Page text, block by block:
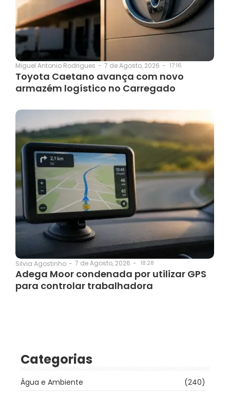
Miguel Antonio Rodrigues - 7 de Agosto, 2026 - 17:16
Toyota Caetano avança com novo
armazém logístico no Carregado
Silvia Agostinho - 7 de Agosto, 2026 - 18:28
Adega Moor condenada por utilizar GPS
para controlar trabalhadora
Categorias
Água e Ambiente
(240)